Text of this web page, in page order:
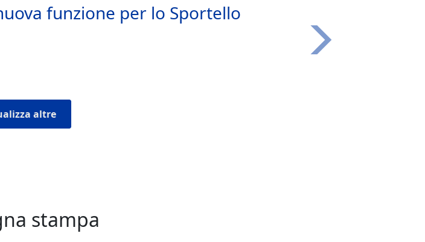
funzione per lo Sportello
Successivo
altre
stampa